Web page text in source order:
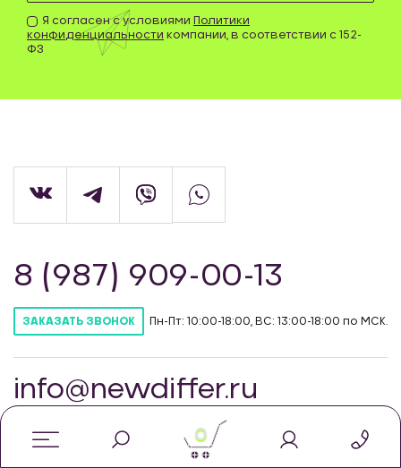
Я согласен с условиями Политики
конфиденциальности компании, в соответствии с 152-
ФЗ
8 (987) 909-00-13
ЗАКАЗАТЬ ЗВОНОК Пн-Пт: 10:00-18:00, ВС: 13:00-18:00 по МСК.
info@newdiffer.ru
© Интернет-магазин автозапчастей для
0